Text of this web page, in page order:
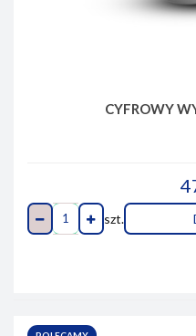
CYFROWY
szt.